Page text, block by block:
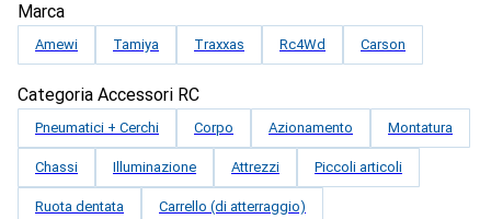
Marca
Amewi Tamiya Traxxas Rc4Wd Carson
Categoria Accessori RC
Pneumatici + Cerchi Corpo Azionamento Montatura
Chassi Illuminazione Attrezzi Piccoli articoli
Ruota dentata Carrello (di atterraggio)